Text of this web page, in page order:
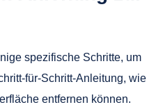
spezifische Schritte, um
für-Schritt-Anleitung, wie
entfernen können.